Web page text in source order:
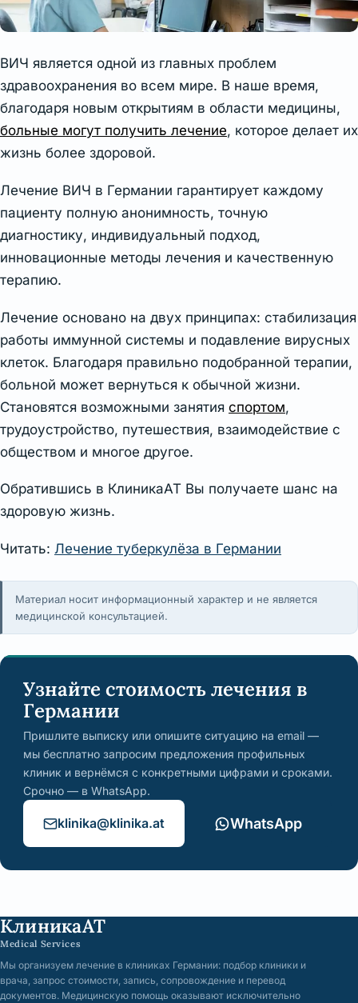
ВИЧ является одной из главных проблем
здравоохранения во всем мире. В наше время,
благодаря новым открытиям в области медицины,
больные могут получить лечение, которое делает их
жизнь более здоровой.
Лечение ВИЧ в Германии гарантирует каждому
пациенту полную анонимность, точную
диагностику, индивидуальный подход,
инновационные методы лечения и качественную
терапию.
Лечение основано на двух принципах: стабилизация
работы иммунной системы и подавление вирусных
клеток. Благодаря правильно подобранной терапии,
больной может вернуться к обычной жизни.
Становятся возможными занятия спортом,
трудоустройство, путешествия, взаимодействие с
обществом и многое другое.
Обратившись в КлиникаАТ Вы получаете шанс на
здоровую жизнь.
Читать: Лечение туберкулёза в Германии
Материал носит информационный характер и не является
медицинской консультацией.
Узнайте стоимость лечения в
Германии
Пришлите выписку или опишите ситуацию на email —
мы бесплатно запросим предложения профильных
клиник и вернёмся с конкретными цифрами и сроками.
Срочно — в WhatsApp.
klinika@klinika.at WhatsApp
КлиникаАТ
Medical Services
Мы организуем лечение в клиниках Германии: подбор клиники и
врача, запрос стоимости, запись, сопровождение и перевод
документов. Медицинскую помощь оказывают исключительно